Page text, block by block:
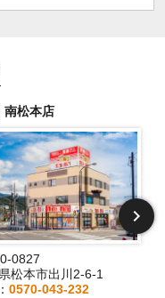
南松本店
0827
松本市出川2-6-1
0570-043-232